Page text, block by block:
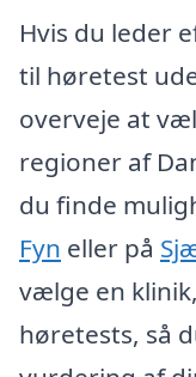
Hvis du leder
til høretest
overveje at
regioner af
du finde
Fyn eller på
vælge en
høretests, så